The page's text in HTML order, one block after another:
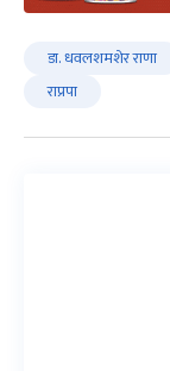
डा. धवलशमशेर राणा
राप्रपा